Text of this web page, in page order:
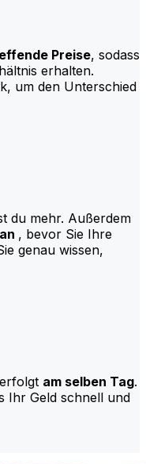
Preise, sodass
erhalten.
um den Unterschied
du mehr. Außerdem
, bevor Sie Ihre
genau wissen,
am selben Tag.
Ihr Geld schnell und